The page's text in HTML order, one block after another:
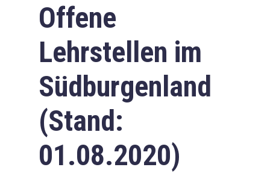
Offene
Lehrstellen im
Südburgenland
(Stand:
01.08.2020)